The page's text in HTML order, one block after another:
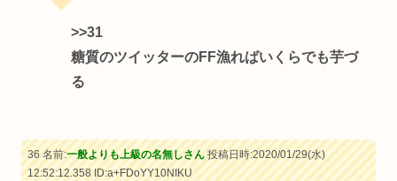
>>31
糖質のツイッターのFF漁ればいくらでも芋づ
る
36 名前:一般よりも上級の名無しさん投稿日時:2020/01/29(水)
12:52:12.358ID:a+FDoYY10NIKU